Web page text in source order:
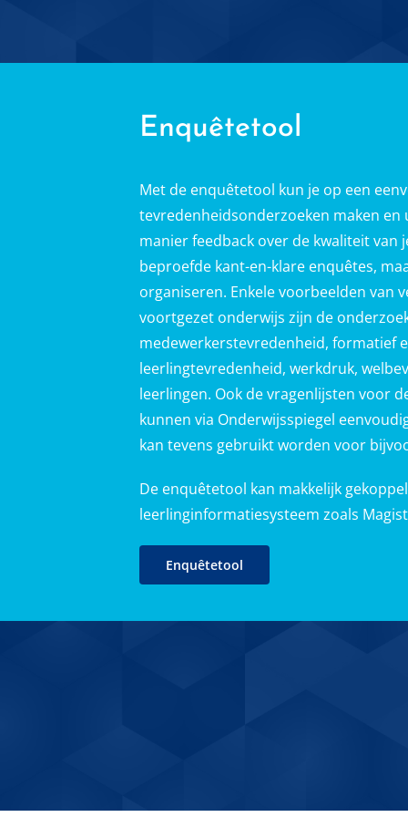
Enquêtetool
Met de enquêtetool kun je op een
tevredenheidsonderzoeken maken en
manier feedback over de kwaliteit van
beproefde kant-en-klare enquêtes,
organiseren. Enkele voorbeelden van
voortgezet onderwijs zijn de
medewerkerstevredenheid, formatief
leerlingtevredenheid, werkdruk,
leerlingen. Ook de vragenlijsten voor
kunnen via Onderwijsspiegel
kan tevens gebruikt worden voor
De enquêtetool kan makkelijk
leerlinginformatiesysteem zoals
Enquêtetool